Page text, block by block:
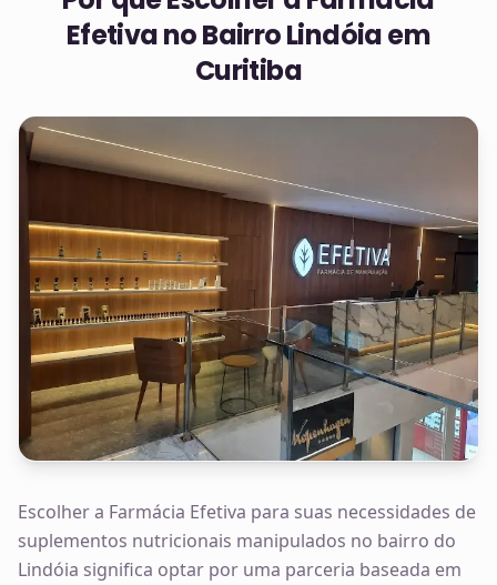
Efetiva noBairro Lindóia em
Curitiba
Escolher a Farmácia Efetiva para suas necessidades de
suplementos nutricionais manipulados no bairro do
Lindóia significa optar por uma parceria baseada em